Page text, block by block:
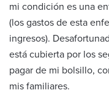
mi condición es una
(los gastos de esta
ingresos).
está cubierta por los
pagar de mi bolsillo,
mis familiares.